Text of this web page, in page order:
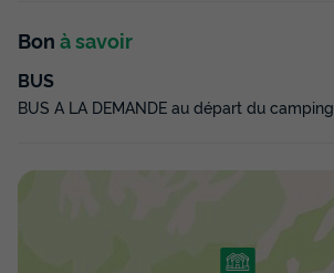
Bon à savoir
BUS
BUS A LA DEMANDE au départ du camping